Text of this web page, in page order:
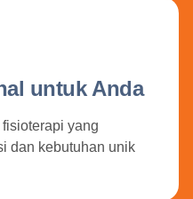
untuk Anda
yang
dan kebutuhan unik